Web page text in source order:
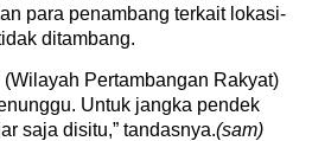
para penambang terkait lokasi-
ditambang.
Pertambangan Rakyat)
Untuk jangka pendek
saja disitu,” tandasnya.(sam)